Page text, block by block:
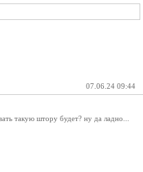
07.06.24 09:44
такую штору будет? ну да ладно...